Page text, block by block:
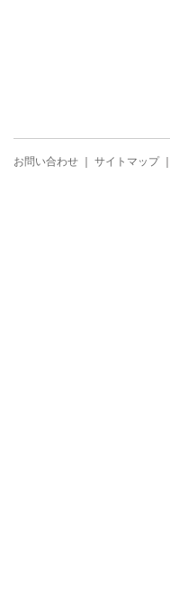
お問い合わせ サイトマップ｜